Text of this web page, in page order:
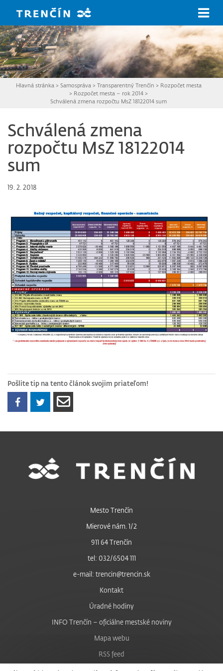
Hlavná stránka > Samospráva > Transparentný Trenčín > Rozpočet mesta
> Rozpočet mesta – rok 2014 >
Schválená zmena rozpočtu MsZ 18122014 sum
Schválená zmena
rozpočtu MsZ 18122014
sum
19. 2. 2018
Pošlite tip na tento článok svojim priateľom!
Mesto Trenčín
Mierové nám. 1/2
911 64 Trenčín
tel: 032/6504 111
e-mail: trencin@trencin.sk
Kontakt
Úradné hodiny
INFO Trenčín – oficiálne mestské noviny
Mapa webu
RSS feed